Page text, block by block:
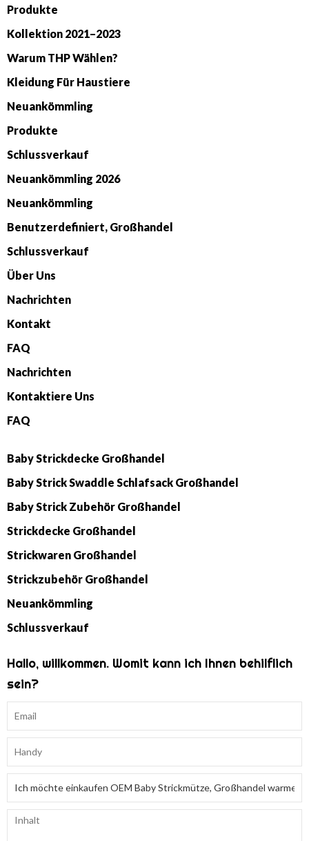
Produkte
Kollektion 2021–2023
Warum THP Wählen?
Kleidung Für Haustiere
Neuankömmling
Produkte
Schlussverkauf
Neuankömmling 2026
Neuankömmling
Benutzerdefiniert, Großhandel
Schlussverkauf
Über Uns
Nachrichten
Kontakt
FAQ
Nachrichten
Kontaktiere Uns
FAQ
Baby Strickdecke Großhandel
Baby Strick Swaddle Schlafsack Großhandel
Baby Strick Zubehör Großhandel
Strickdecke Großhandel
Strickwaren Großhandel
Strickzubehör Großhandel
Neuankömmling
Schlussverkauf
Hallo, willkommen. Womit kann ich Ihnen behilflich
sein?